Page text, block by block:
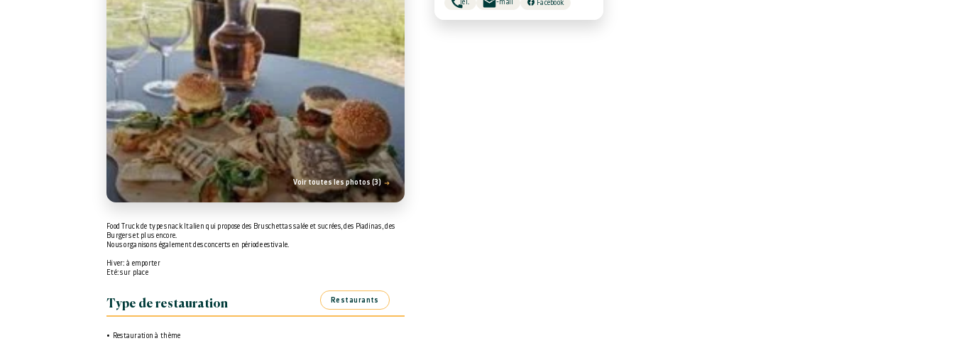
Voir toutes les photos (3)
Food Truck de type snack Italien qui propose des Bruschettas salée et sucrées, des Piadinas, des
Burgers et plus encore.
Nous organisons également des concerts en période estivale.
Hiver: à emporter
Eté: sur place
Type de restauration
Restauration à thème
Tél. E-mail Facebook
Restaurants